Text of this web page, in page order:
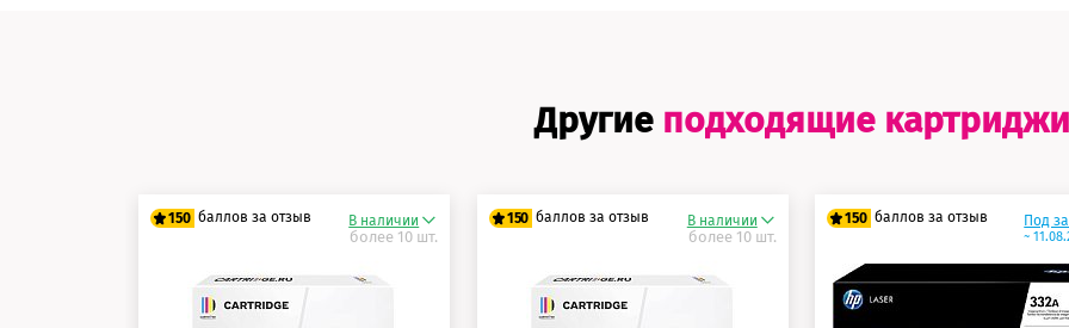
Другие подходящие картриджи
150 баллов за отзыв
125 баллов
150 баллов
В наличии
более 10 шт.
150 баллов за отзыв
125 баллов
150 баллов
В наличии
более 10 шт.
150 баллов за отзыв
125 баллов
150 баллов
Под
~